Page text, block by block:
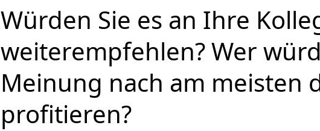
Würden Sie es an Ihre
weiterempfehlen? Wer
Meinung nach am meisten
profitieren?